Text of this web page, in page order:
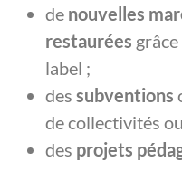
de nouvelles
restaurées
label ;
des subventions
de collectivités ou
des projets